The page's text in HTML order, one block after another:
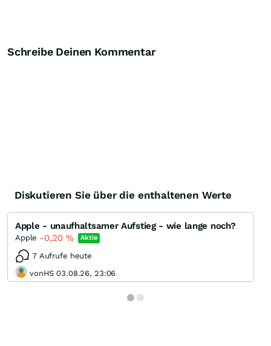
Schreibe Deinen Kommentar
Diskutieren Sie über die enthaltenen Werte
Apple - unaufhaltsamer Aufstieg - wie lange noch?
Apple -0,20 % Aktie
7 Aufrufe heute
vonHS 03.08.26, 23:06